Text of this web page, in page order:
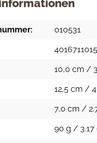
010531
10,0 cm /
12,5 cm /
7,0 cm /
90 g / 3.17